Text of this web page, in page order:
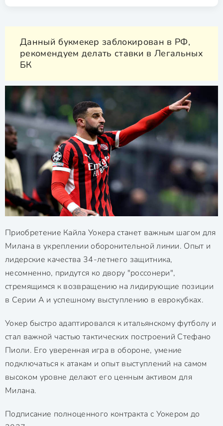
Данный букмекер заблокирован в РФ,
рекомендуем делать ставки в Легальных
БК
Приобретение Кайла Уокера станет важным шагом для
Милана в укреплении оборонительной линии. Опыт и
лидерские качества 34-летнего защитника,
несомненно, придутся ко двору "россонери",
стремящимся к возвращению на лидирующие позиции
в Серии А и успешному выступлению в еврокубках.
Уокер быстро адаптировался к итальянскому футболу и
стал важной частью тактических построений Стефано
Пиоли. Его уверенная игра в обороне, умение
подключаться к атакам и опыт выступлений на самом
высоком уровне делают его ценным активом для
Милана.
Подписание полноценного контракта с Уокером до